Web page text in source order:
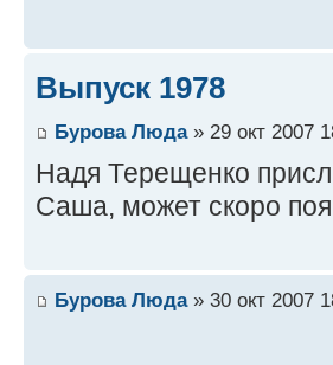
Выпуск 1978
Бурова Люда» 29 окт 2007
Надя Терещенко
Саша, может скоро
Бурова Люда» 30 окт 2007